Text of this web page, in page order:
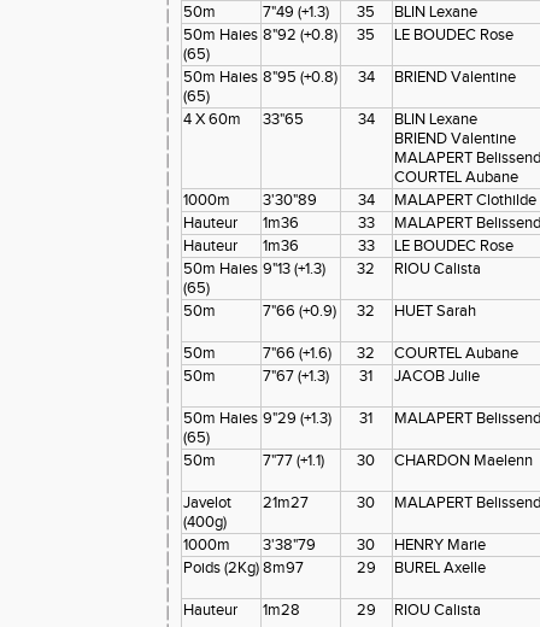
50m
7"49 (+1.3) 35
BLIN Lexane
50m Haies
(65)
8"92 (+0.8) 35 LE BOUDEC Rose
50m Haies
(65)
8"95 (+0.8) 34 BRIEND Valentine
4 X 60m 33"65 34
BLIN Lexane
BRIEND Valentine
MALAPERT
COURTEL Aubane
1000m
3'30"89 34
MALAPERT Clothilde
Hauteur
1m36 33
MALAPERT
Hauteur
1m36 33
LE BOUDEC Rose
50m Haies
(65)
9"13 (+1.3) 32 RIOU Calista
50m 7"66 (+0.9) 32 HUET Sarah
50m 7"66 (+1.6) 32
COURTEL Aubane
50m
7"67 (+1.3) 31 JACOB Julie
50m Haies
(65)
9"29 (+1.3) 31 MALAPERT
50m 7"77 (+1.1) 30 CHARDON Maelenn
Javelot
(400g)
21m27 30 MALAPERT
1000m 3'38"79 30
HENRY Marie
Poids (2Kg)8m97 29 BUREL Axelle
Hauteur 1m28 29 RIOU Calista